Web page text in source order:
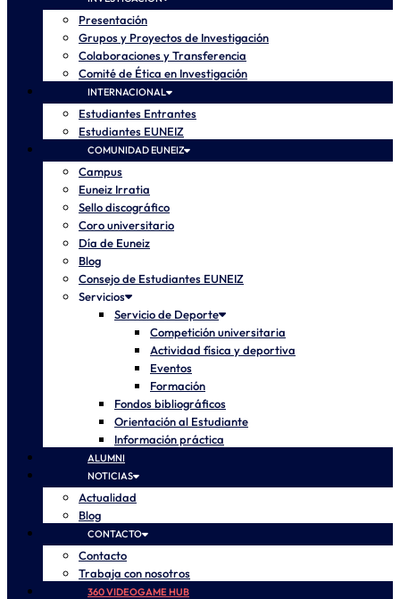
Presentación
Grupos y Proyectos de Investigación
Colaboraciones y Transferencia
Comité de Ética en Investigación
INTERNACIONAL
Estudiantes Entrantes
Estudiantes EUNEIZ
COMUNIDAD EUNEIZ
Campus
Euneiz Irratia
Sello discográfico
Coro universitario
Día de Euneiz
Blog
Consejo de Estudiantes EUNEIZ
Servicios
Servicio de Deporte
Competición universitaria
Actividad física y deportiva
Eventos
Formación
Fondos bibliográficos
Orientación al Estudiante
Información práctica
ALUMNI
NOTICIAS
Actualidad
Blog
CONTACTO
Contacto
Trabaja con nosotros
360 VIDEOGAME HUB